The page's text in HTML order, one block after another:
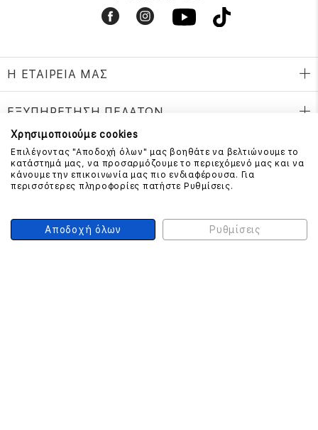
Η ΕΤΑΙΡΕΙΑ ΜΑΣ
ΕΞΥΠΗΡΕΤΗΣΗ ΠΕΛΑΤΩΝ
ΕΠΙΚΟΙΝΩΝΗΣΤΕ ΜΑΖΙ ΜΑΣ
210 999 4510
Χρησιμοποιούμε cookies
Επιλέγοντας "Αποδοχή όλων" μας βοηθάτε να βελτιώνουμε το
κατάστημά μας, να προσαρμόζουμε το περιεχόμενό μας και να
κάνουμε την επικοινωνία μας πιο ενδιαφέρουσα. Για
περισσότερες πληροφορίες πατήστε Ρυθμίσεις.
Αποδοχή όλων Ρυθμίσεις